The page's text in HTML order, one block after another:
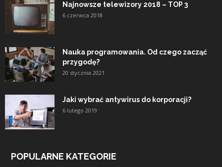
Najnowsze telewizory 2018 – TOP 3
6 czerwca 2018
Nauka programowania. Od czego zacząć
przygodę?
20 stycznia 2021
Jaki wybrać antywirus do korporacji?
6 lutego 2019
POPULARNE KATEGORIE